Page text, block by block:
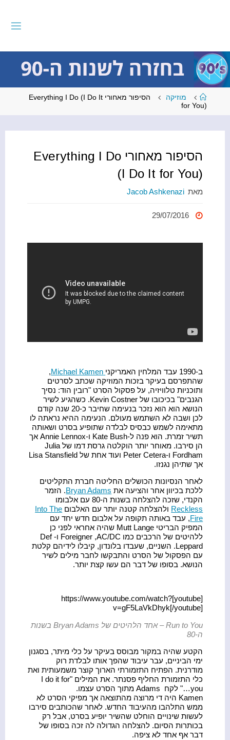
ה ל
שנו
עמוד
ראשי
מוזיקה
הסיפור מאחורי Everything I Do (I Do It
for You)
הסיפור מאחורי Everything I Do
(I Do It for You)
מאת Jacob Ashkenazi
29/07/2016
ב-1990 עבד המלחין האמריקני
,
שהתפרסם בעיקר בזכות המוזיקה שכתב לסרטים
ותוכניות טלוויזיה, על פסקול הסרט "רובין הוד: נסיך
הגנבים" בכיכובו של Kevin Costner. כשהגיע לשיר
הנושא הוא הוא נזכר בנעימה שחיבר כ-20 שנה קודם
לכן ושבה לא השתמש מעולם. הנעימה ההיא נראתה לו
מתאימה לשמש כבסיס לבלדה שתופיע בסרט ושאותה
תשיר זמרת. הוא פנה ל-Kate Bush ו-Annie Lennox אך
הן סירבו. מאוחר יותר הוקלטה גרסת דמו של Julia
Fordham ו-Peter Cetera ועוד אחת של Lisa Stansfield
אך שתיהן נגנזו.
לאחר הנסיונות הכושלים החליטה חברת התקליטים
ללכת בכיוון אחר והציעה את Bryan Adams. הזמר
הקנדי, שזכה להצלחה בשנות ה-80 עם אלבומו
Reckless ולהצלחה קטנה יותר עם האלבום Into The
Fire, עבד באותה תקופה על אלבום חדש יחד עם
המפיק הבריטי Mutt Lange שהיה אחראי לפני כן
ללהיטים של הרכבים כמו Foreigner ,AC/DC ו- Def
Leppard. השניים, שעבדו בלונדון, קיבלו לידיהם קלטת
עם הפסקול של הסרט והתבקשו לחבר מילים לשיר
הנושא. בסופו של דבר הם עשו קצת יותר.
[youtube]https://www.youtube.com/watch?
v=gF5LaVkDhyk[/youtube]
Run to You – אחד הלהיטים של Bryan Adams בשנות
ה-80
הקטע שהיה במקור מבוסס בעיקר על כלי מיתר, בסגנון
ימי הביניים, עבר עיבוד שהפך אותו לבלדת רוק
מודרנית. הפתיח התזמורתי הארוך קוצר משמעותית ואת
כלי התזמורת החליף פסנתר. את המילים "I do it for
you…" לקח Adams מתוך הסרט עצמו.
Kamen היה די מרוצה מהתוצאה אך מפיקי הסרט לא
ממש התלהבו מהעיבוד החדש. לאחר שהכותבים סירבו
לעשות שינויים הוחלט שהשיר יופיע בסרט, אבל רק
בכותרות הסיום. להצלחה הגדולה לה זכה בסופו של
דבר אף אחד לא ציפה.